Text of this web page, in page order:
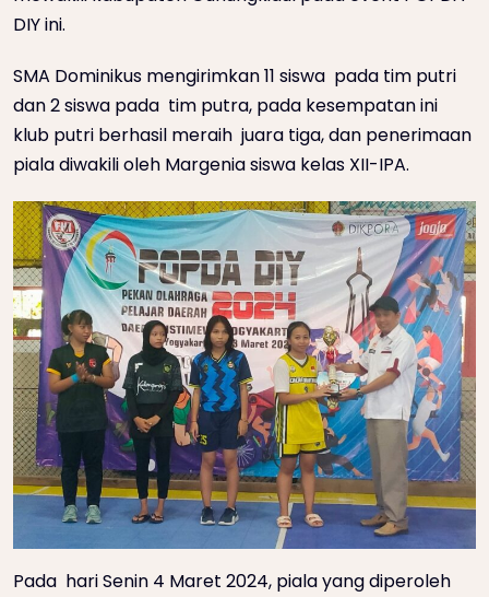
DIY ini.
SMA Dominikus mengirimkan 11 siswa pada tim putri
dan 2 siswa pada tim putra, pada kesempatan ini
klub putri berhasil meraih juara tiga, dan penerimaan
piala diwakili oleh Margenia siswa kelas XII-IPA.
Pada hari Senin 4 Maret 2024, piala yang diperoleh